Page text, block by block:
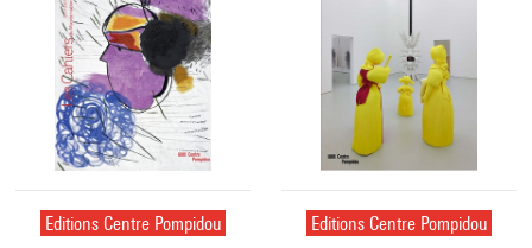
Editions Centre Pompidou
Editions Centre Pompidou